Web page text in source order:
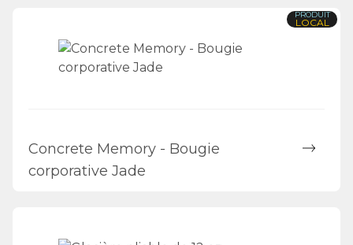
PRODUIT
LOCAL
Concrete Memory - Bougie
corporative Jade